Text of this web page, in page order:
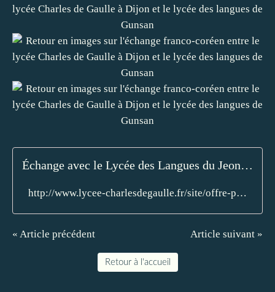
Échange avec le Lycée des Langues du Jeonbuk, à Gunsan (Corée du Sud ) - Lycée International Charles de Gaulle - Dijon
http://www.lycee-charlesdegaulle.fr/site/offre-pedagogique/section-internationale/199-%C3%A9change-avec-le-lyc%C3%A9e-des-langues-du-jeonbuk,-%C3%A0-gunsan-cor%C3%A9e-du-sud.html
« Article précédent Article suivant »
Retour à l'accueil